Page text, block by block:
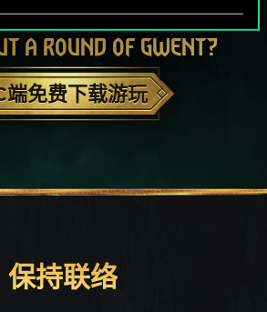
A ROUND OF GWENT?
端免费下载游玩
保持联络